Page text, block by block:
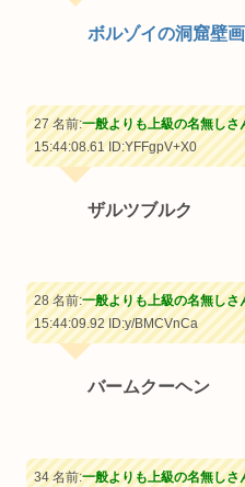
ボルゾイの洞窟壁画
27 名前:一般よりも上級の名無しさ
15:44:08.61ID:YFFgpV+X0
ザルツブルク
28 名前:一般よりも上級の名無しさ
15:44:09.92ID:y/BMCVnCa
バームクーヘン
34 名前:一般よりも上級の名無しさ